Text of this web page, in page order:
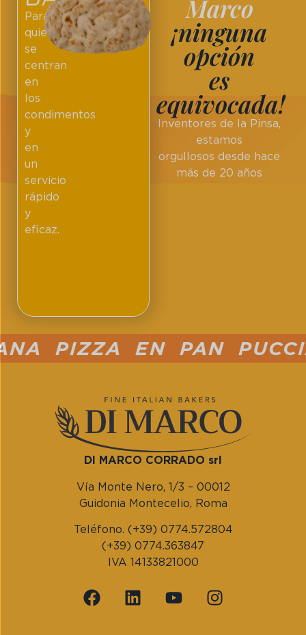
Marco
¡ninguna
opción
es
equivocada!
Inventores de la Pinsa,
estamos
orgullosos desde hace
más de 20 años
Para
quienes
se
centran
en
los
condimentos
y
en
un
servicio
rápido
y
eficaz.
PIZZA EN PAN
DI MARCO CORRADO srl
Vía Monte Nero, 1/3 – 00012
Guidonia Montecelio, Roma
Teléfono. (+39) 0774.572804
(+39) 0774.363847
IVA 14133821000